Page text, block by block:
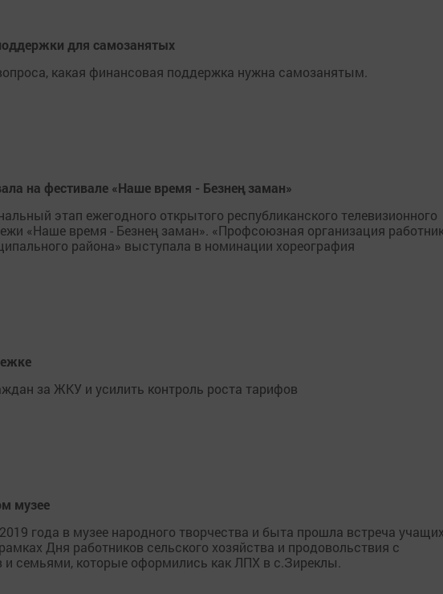
для самозанятых
какая финансовая поддержка нужна самозанятым.
на фестивале «Наше время - Безнең заман»
этап ежегодного открытого республиканского телевизионного
«Наше время - Безнең заман». «Профсоюзная организация
района» выступала в номинации хореография
за ЖКУ и усилить контроль роста тарифов
музее
года в музее народного творчества и быта прошла встреча
Дня работников сельского хозяйства и продовольствия с
и семьями, которые оформились как ЛПХ в с.Зиреклы.